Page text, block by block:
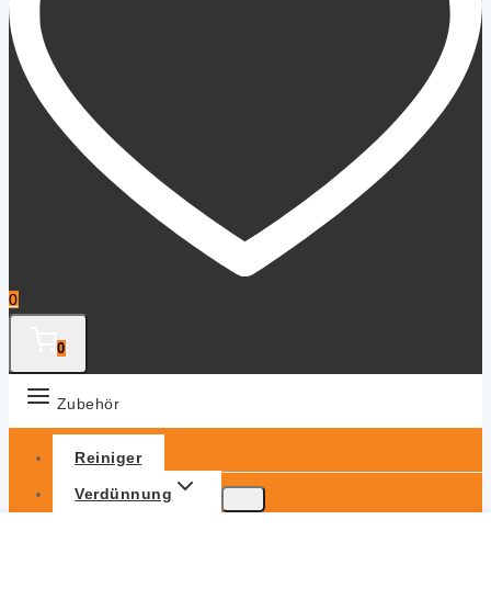
0
0
Zubehör
Reiniger
Verdünnung